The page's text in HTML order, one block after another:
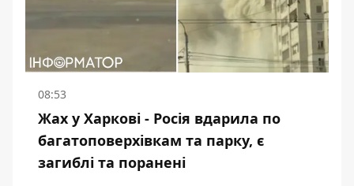
08:53
Жах у Харкові - Росія вдарила по
багатоповерхівкам та парку, є
загиблі та поранені